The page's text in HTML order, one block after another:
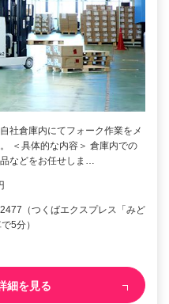
社倉庫内にてフォーク作業をメ
＜具体的な内容＞ 倉庫内での
などをお任せしま…
（つくばエクスプレス「みど
5分）
細を見る